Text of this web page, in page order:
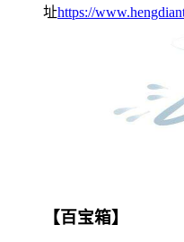
址https://
【百宝箱】